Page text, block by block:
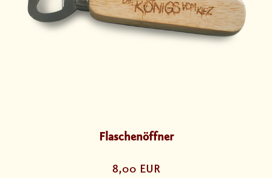
Flaschenöffner
8,00 EUR